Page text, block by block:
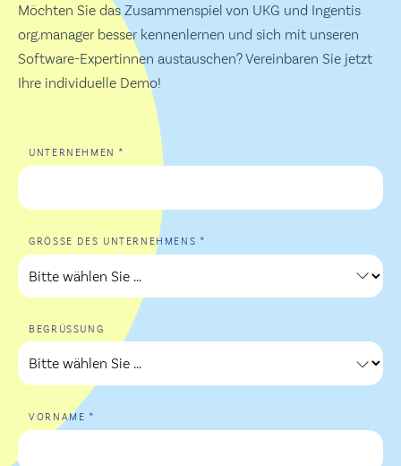
Möchten Sie das Zusammenspiel von UKG und Ingentis
org.manager besser kennenlernen und sich mit unseren
Software-Expertinnen austauschen? Vereinbaren Sie jetzt
Ihre individuelle Demo!
UNTERNEHMEN *
GRÖSSE DES UNTERNEHMENS *
BEGRÜSSUNG
VORNAME *